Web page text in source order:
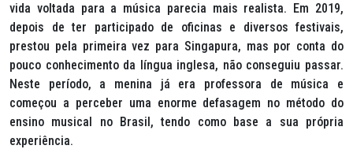
vida voltada para a música parecia mais realista. Em 2019,
depois de ter participado de oficinas e diversos festivais,
prestou pela primeira vez para Singapura, mas por conta do
pouco conhecimento da língua inglesa, não conseguiu passar.
Neste período, a menina já era professora de música e
começou a perceber uma enorme defasagem no método do
ensino musical no Brasil, tendo como base a sua própria
experiência.